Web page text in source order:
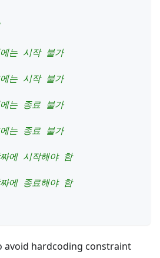
는 시작 불가
는 시작 불가
는 종료 불가
는 종료 불가
에 시작해야 함
에 종료해야 함
avoid hardcoding constraint